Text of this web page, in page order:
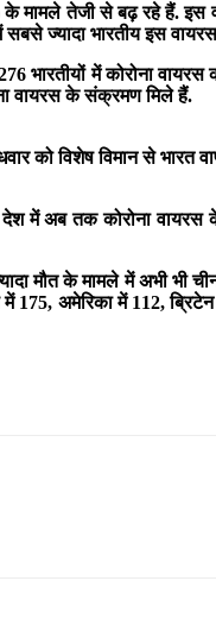
मामले तेजी से बढ़ रहे हैं.
ज्यादा भारतीय इस
भारतीयों में कोरोना
वायरस के संक्रमण मिले हैं.
को विशेष विमान से भारत
देश में अब तक कोरोना
मौत के मामले में अभी
अमेरिका में 112,